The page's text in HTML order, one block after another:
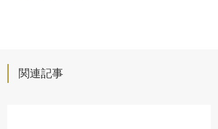
関連記事